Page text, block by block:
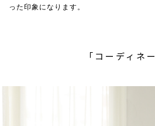
った印象になります。
「コーディネ